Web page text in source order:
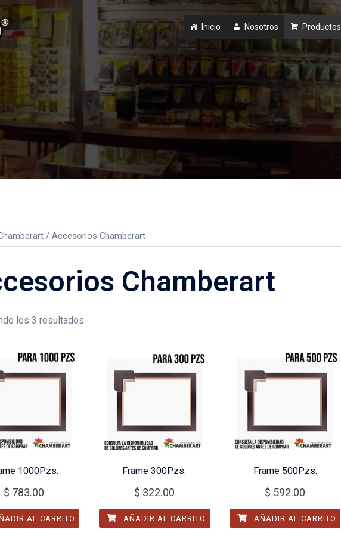
Inicio Nosotros Productos
/ Accesorios Chamberart
Chamberart
los 3 resultados
1000Pzs.
$ 783.00
AL CARRITO
Frame 300Pzs.
$ 322.00
AÑADIR AL CARRITO
Frame 500Pzs.
$ 592.00
AÑADIR AL CARRITO